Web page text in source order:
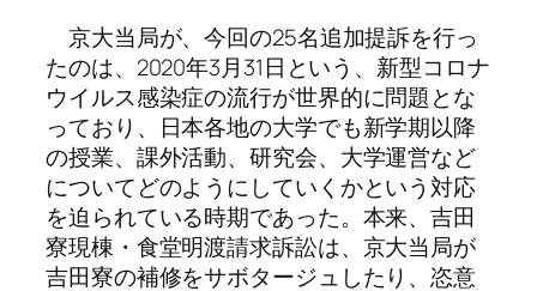
京大当局が、今回の25名追加提訴を行っ
たのは、2020年3月31日という、新型コロナ
ウイルス感染症の流行が世界的に問題とな
っており、日本各地の大学でも新学期以降
の授業、課外活動、研究会、大学運営など
についてどのようにしていくかという対応
を迫られている時期であった。本来、吉田
寮現棟・食堂明渡請求訴訟は、京大当局が
吉田寮の補修をサボタージュしたり、恣意